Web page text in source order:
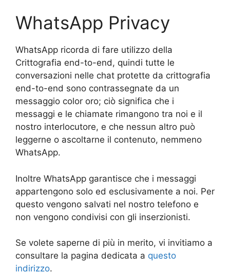
WhatsApp Privacy
WhatsApp ricorda di fare utilizzo della
Crittografia end-to-end, quindi tutte le
conversazioni nelle chat protette da crittografia
end-to-end sono contrassegnate da un
messaggio color oro; ciò significa che i
messaggi e le chiamate rimangono tra noi e il
nostro interlocutore, e che nessun altro può
leggerne o ascoltarne il contenuto, nemmeno
WhatsApp.
Inoltre WhatsApp garantisce che i messaggi
appartengono solo ed esclusivamente a noi. Per
questo vengono salvati nel nostro telefono e
non vengono condivisi con gli inserzionisti.
Se volete saperne di più in merito, vi invitiamo a
consultare la pagina dedicata a questo
indirizzo.